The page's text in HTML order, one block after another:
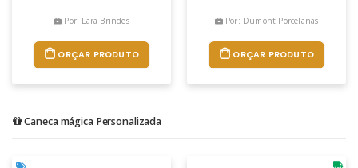
Por: Lara Brindes
ORÇAR PRODUTO
Por: Dumont Porcelanas
ORÇAR PRODUTO
Caneca mágica Personalizada